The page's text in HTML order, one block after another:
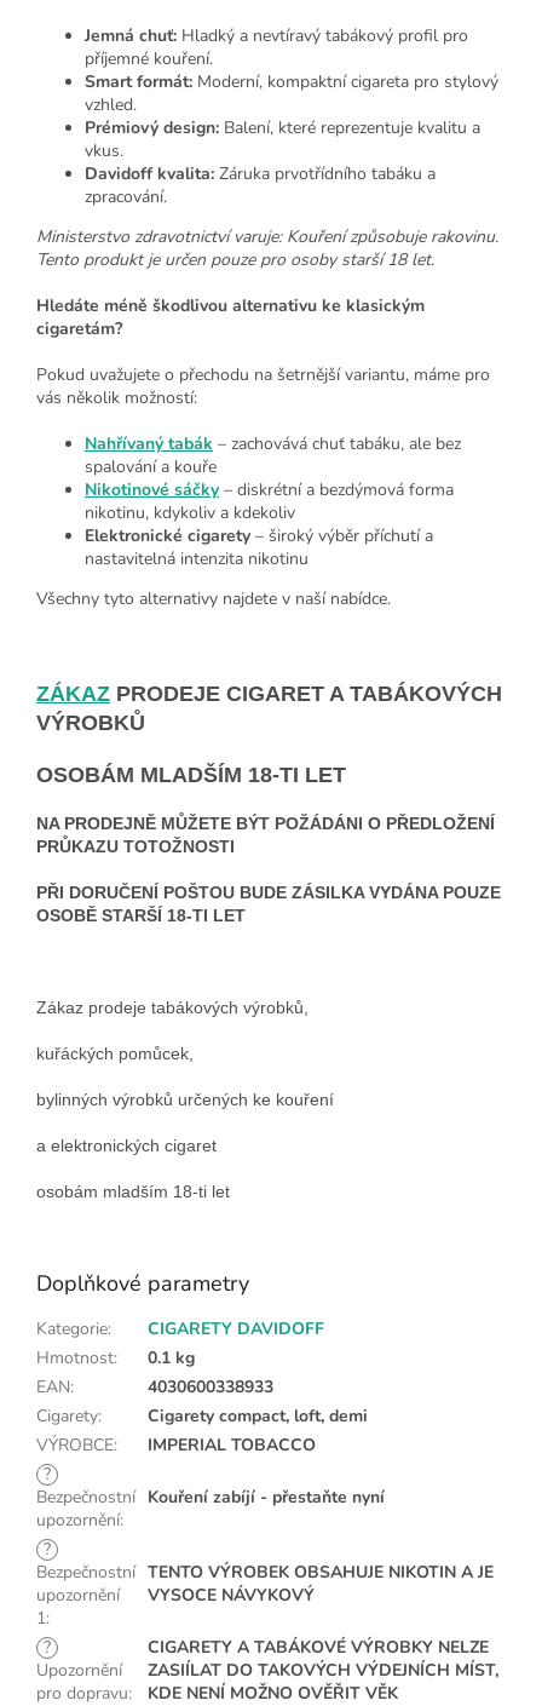
Jemná chuť: Hladký a nevtíravý tabákový profil pro
příjemné kouření.
Smart formát: Moderní, kompaktní cigareta pro stylový
vzhled.
Prémiový design: Balení, které reprezentuje kvalitu a
vkus.
Davidoff kvalita: Záruka prvotřídního tabáku a
zpracování.
Ministerstvo zdravotnictví varuje: Kouření způsobuje rakovinu.
Tento produkt je určen pouze pro osoby starší 18 let.
Hledáte méně škodlivou alternativu ke klasickým
cigaretám?
Pokud uvažujete o přechodu na šetrnější variantu, máme pro
vás několik možností:
Nahřívaný tabák – zachovává chuť tabáku, ale bez
spalování a kouře
Nikotinové sáčky – diskrétní a bezdýmová forma
nikotinu, kdykoliv a kdekoliv
Elektronické cigarety – široký výběr příchutí a
nastavitelná intenzita nikotinu
Všechny tyto alternativy najdete v naší nabídce.
ZÁKAZ PRODEJE CIGARET A TABÁKOVÝCH
VÝROBKŮ
OSOBÁM MLADŠÍM 18-TI LET
NA PRODEJNĚ MŮŽETE BÝT POŽÁDÁNI O PŘEDLOŽENÍ
PRŮKAZU TOTOŽNOSTI
PŘI DORUČENÍ POŠTOU BUDE ZÁSILKA VYDÁNA POUZE
OSOBĚ STARŠÍ 18-TI LET
Zákaz prodeje tabákových výrobků,
kuřáckých pomůcek,
bylinných výrobků určených ke kouření
a elektronických cigaret
osobám mladším 18-ti let
Doplňkové parametry
Kategorie:
CIGARETY DAVIDOFF
Hmotnost:
0.1 kg
EAN:
4030600338933
Cigarety:
Cigarety compact, loft, demi
VÝROBCE:
IMPERIAL TOBACCO
?
Bezpečnostní
upozornění:
Kouření zabíjí - přestaňte nyní
?
Bezpečnostní
upozornění
1:
TENTO VÝROBEK OBSAHUJE NIKOTIN A JE
VYSOCE NÁVYKOVÝ
?
Upozornění
pro dopravu:
CIGARETY A TABÁKOVÉ VÝROBKY NELZE
ZASIÍLAT DO TAKOVÝCH VÝDEJNÍCH MÍST,
KDE NENÍ MOŽNO OVĚŘIT VĚK